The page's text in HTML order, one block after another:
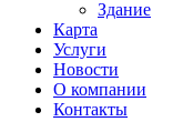
Здание
Карта
Услуги
Новости
О компании
Контакты